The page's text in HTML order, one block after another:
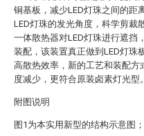
铜基板，减少LED灯珠之间的距
LED灯珠的发光角度，科学剪裁
一体散热器对LED灯珠进行遮挡
装配，该装置真正做到LED灯珠
高散热效率，新的工艺和装配方
度减少，更符合原装卤素灯光型。
附图说明
图1为本实用新型的结构示意图；